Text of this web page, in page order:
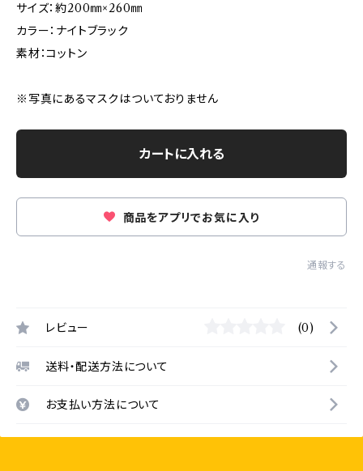
サイズ：約200㎜×260㎜
カラー：ナイトブラック
素材：コットン
※写真にあるマスクはついておりません
カートに入れる
商品をアプリでお気に入り
通報する
レビュー (0)
送料・配送方法について
お支払い方法について